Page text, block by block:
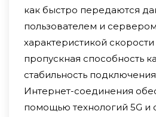
как быстро передаются
пользователем и
характеристикой
пропускная способность
стабильность
Интернет-соединения
помощью технологий 5G и